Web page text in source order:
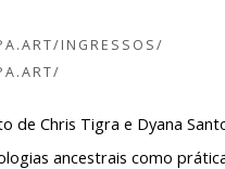
INGRESSOS/
de Chris Tigra e Dyana
ancestrais como